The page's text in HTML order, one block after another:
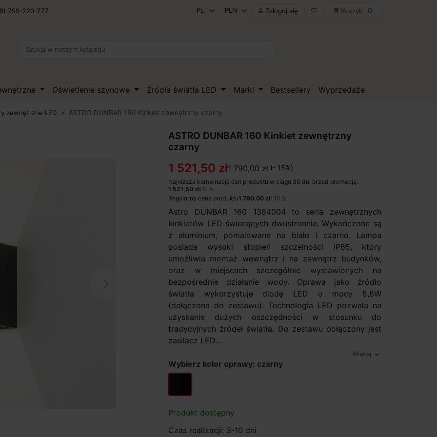
799-220-777  Zaloguj się favorite_border shopping_cart Koszyk 0
Oświetlenie szynowe Źródła światła LED Marki Bestsellery Wyprzedaże
zewnętrzne LED ASTRO DUNBAR 160 Kinkiet zewnętrzny czarny
ASTRO DUNBAR 160 Kinkiet zewnętrzny
czarny
1 521,50 zł1 790,00 zł (- 15%)
Najniższa kombinacja cen produktu w ciągu 30 dni przed promocją:
1 521,50 zł/ 0 %
Regularna cena produktu1 790,00 zł/ 15 %
Astro DUNBAR 160 1384004 to seria zewnętrznych
kinkietów LED świecących dwustronnie. Wykończone są
z aluminium, pomalowane na biało i czarno. Lampa
posiada wysoki stopień szczelności IP65, który
umożliwia montaż wewnątrz i na zewnątrz budynków,
oraz w miejscach szczególnie wystawionych na
bezpośrednie działanie wody. Oprawa jako źródło
światła wykorzystuje diodę LED o mocy 5,8W
(dołączona do zestawu). Technologia LED pozwala na
uzyskanie dużych oszczędności w stosunku do
tradycyjnych źródeł światła. Do zestawu dołączony jest
zasilacz LED....
Więcej expand_more
Wybierz kolor oprawy: czarny
czarny
Produkt dostępny
Czas realizacji: 3-10 dni